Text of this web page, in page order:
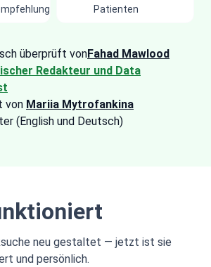
Patienten
überprüft vonFahad Mawlood
Redakteur und Data
von Mariia Mytrofankina
(English und Deutsch)
neu gestaltet — jetzt ist sie
und persönlich.